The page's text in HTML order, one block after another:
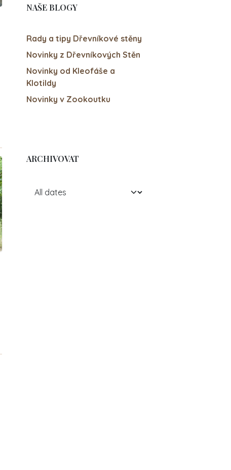
NAŠE BLOGY
Rady a tipy Dřevníkové stěny
Novinky z Dřevníkových Stěn
Novinky od Kleofáše a
Klotildy
Novinky v Zookoutku
ARCHIVOVAT